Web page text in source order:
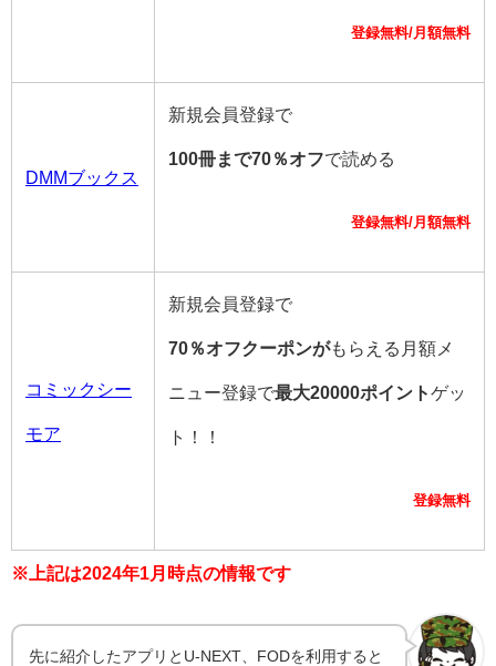
登録無料/月額無料
DMMブックス
新規会員登録で
100冊まで70％オフで読める
登録無料/月額無料
コミックシー
モア
新規会員登録で
70％オフクーポンがもらえる月額メ
ニュー登録で最大20000ポイントゲッ
ト！！
登録無料
※上記は2024年1月時点の情報です
先に紹介したアプリとU-NEXT、FODを利用すると